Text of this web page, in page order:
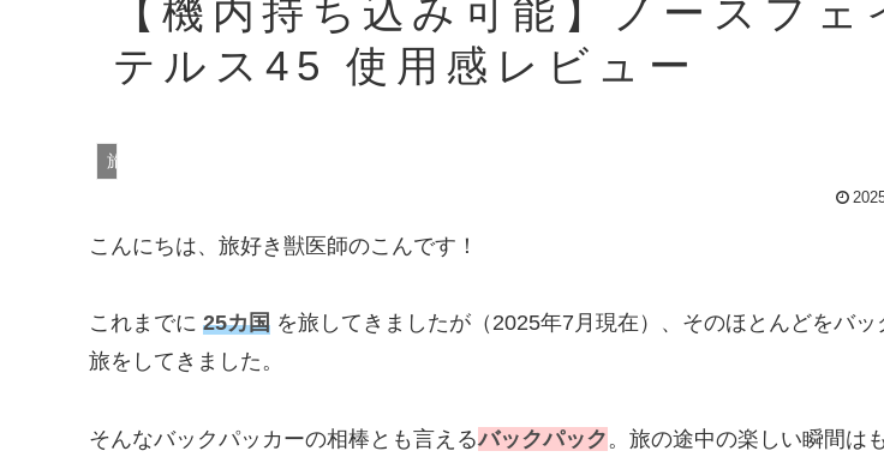
【機内持ち込み可能】ノースフ
テルス45 使用感レビュー
旅の役立ち情報
こんにちは、旅好き獣医師のこんです！
これまでに 25カ国 を旅してきましたが（2025年7月現在）、そのほとんどをバッ
旅をしてきました。
そんなバックパッカーの相棒とも言えるバックパック 。旅の途中の楽しい瞬間は